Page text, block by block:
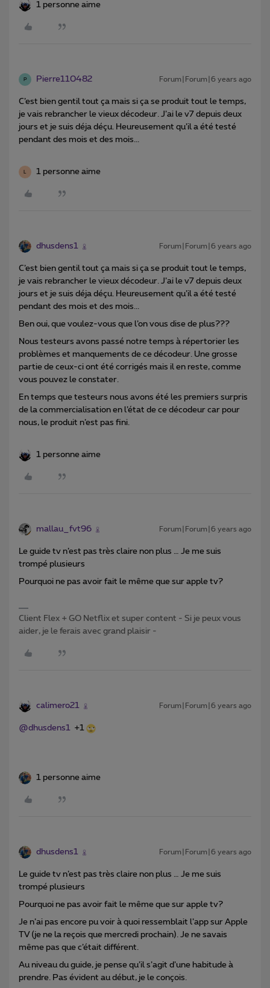
1 personne aime
P Pierre110482 Forum|Forum|6 years ago
C’est bien gentil tout ça mais si ça se produit tout le temps,
je vais rebrancher le vieux décodeur. J’ai le v7 depuis deux
jours et je suis déja déçu. Heureusement qu’il a été testé
pendant des mois et des mois...
1 personne aime
dhusdens1 Forum|Forum|6 years ago
C’est bien gentil tout ça mais si ça se produit tout le temps,
je vais rebrancher le vieux décodeur. J’ai le v7 depuis deux
jours et je suis déja déçu. Heureusement qu’il a été testé
pendant des mois et des mois...
Ben oui, que voulez-vous que l’on vous dise de plus???
Nous testeurs avons passé notre temps à répertorier les
problèmes et manquements de ce décodeur. Une grosse
partie de ceux-ci ont été corrigés mais il en reste, comme
vous pouvez le constater.
En temps que testeurs nous avons été les premiers surpris
de la commercialisation en l’état de ce décodeur car pour
nous, le produit n’est pas fini.
1 personne aime
mallau_fvt96 Forum|Forum|6 years ago
Le guide tv n’est pas très claire non plus … Je me suis
trompé plusieurs
Pourquoi ne pas avoir fait le même que sur apple tv?
Client Flex + GO Netflix et super content - Si je peux vous
aider, je le ferais avec grand plaisir -
calimero21 Forum|Forum|6 years ago
@dhusdens1 +1
1 personne aime
dhusdens1 Forum|Forum|6 years ago
Le guide tv n’est pas très claire non plus … Je me suis
trompé plusieurs
Pourquoi ne pas avoir fait le même que sur apple tv?
Je n’ai pas encore pu voir à quoi ressemblait l’app sur Apple
TV (je ne la reçois que mercredi prochain). Je ne savais
même pas que c’était différent.
Au niveau du guide, je pense qu’il s’agit d’une habitude à
prendre. Pas évident au début, je le conçois.